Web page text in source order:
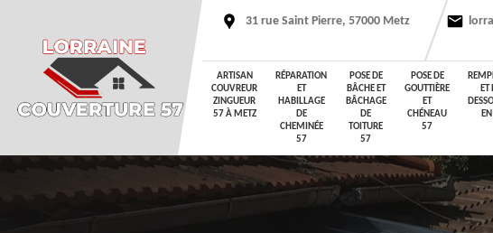
31 rue Saint Pierre, 57000 Metz
ARTISAN
COUVREUR
ZINGUEUR
57 À METZ
RÉPARATION
ET
HABILLAGE
DE
CHEMINÉE
57
POSE DE
BÂCHE ET
BÂCHAGE
DE
TOITURE
57
POSE DE
GOUTTIÈRE
ET
CHÉNEAU
57
ET